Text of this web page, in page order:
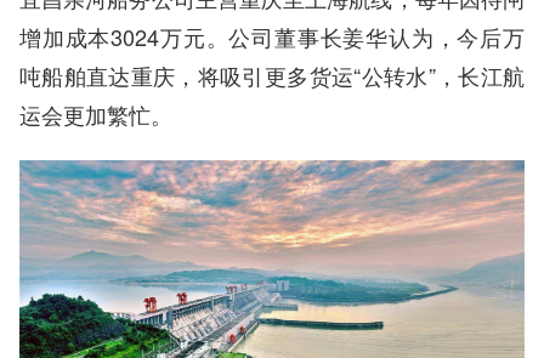
增加成本3024万元。公司董事长姜华认为，今后万
吨船舶直达重庆，将吸引更多货运“公转水”，长江航
运会更加繁忙。